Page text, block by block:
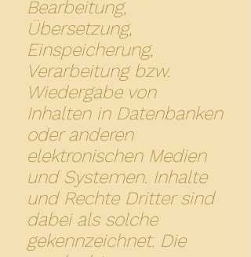
Bearbeitung,
Übersetzung,
Einspeicherung,
Verarbeitung bzw.
Wiedergabe von
Inhalten in Datenbanken
oder anderen
elektronischen Medien
und Systemen. Inhalte
und Rechte Dritter sind
dabei als solche
gekennzeichnet. Die